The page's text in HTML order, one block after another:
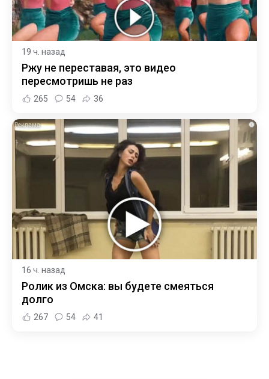
19 ч. назад
Ржу не переставая, это видео
пересмотришь не раз
265 54 36
i
16 ч. назад
Ролик из Омска: вы будете смеяться
долго
267 54 41